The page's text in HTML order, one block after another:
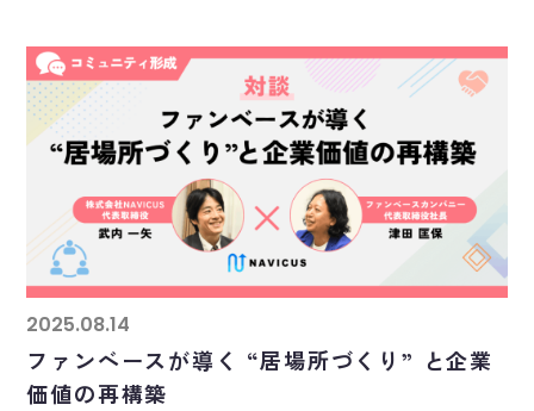
2025.08.14
ファンベースが導く “居場所づくり” と企業
価値の再構築